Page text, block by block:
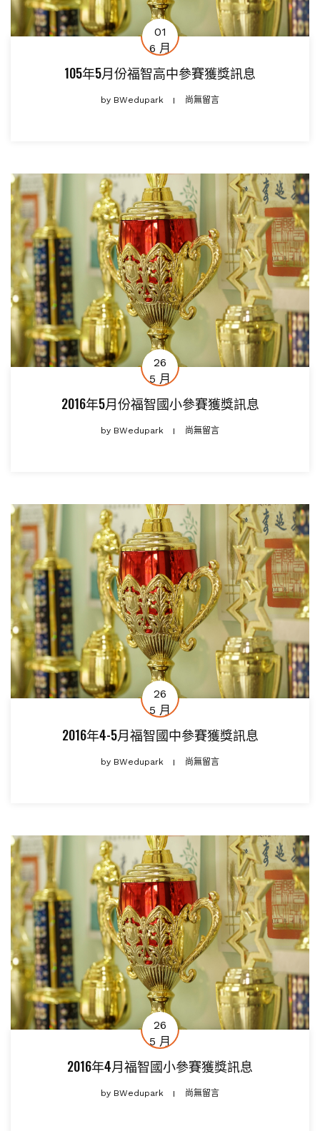
01
6 月
105年5月份福智高中參賽獲獎訊息
by BWedupark 尚無留言
26
5 月
2016年5月份福智國小參賽獲獎訊息
by BWedupark 尚無留言
26
5 月
2016年4-5月福智國中參賽獲獎訊息
by BWedupark 尚無留言
26
5 月
2016年4月福智國小參賽獲獎訊息
by BWedupark 尚無留言